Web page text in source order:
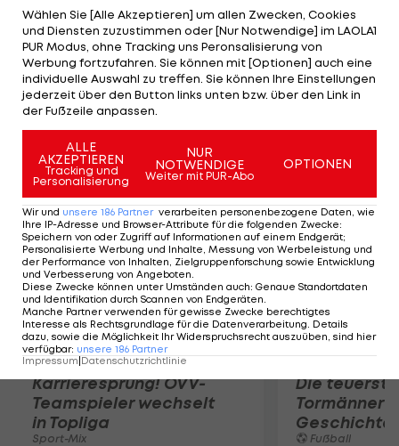
Duells zwischen der Deutschen Angelique Kerber
(9) und Maria Sharapova (RUS/5). In der
fortgesetzten Drittrunden-Partie zwischen
Sabine Liscki (GER/19) und Ana Ivanovic (SRB/11)
setzt sich die Deutsche mit 6:4,3:6,6:1 durch und
trifft auf Jaroslava Shvedova.
Mehr zum Thema
Karrieresprung! ÖVV-
Teamspieler wechselt
in Topliga
Sport-Mix
Die
Tormänner
Geschichte
Fußball
Wählen Sie [Alle Akzeptieren] um allen Zwecken, Cookies
und Diensten zuzustimmen oder [Nur Notwendige] im LAOLA1
PUR Modus, ohne Tracking uns Peronsalisierung von
Werbung fortzufahren. Sie können mit [Optionen] auch eine
individuelle Auswahl zu treffen. Sie können Ihre Einstellungen
jederzeit über den Button links unten bzw. über den Link in
der Fußzeile anpassen.
ALLE
AKZEPTIEREN
Tracking und
Personalisierung
NUR
NOTWENDIGE
Weiter mit PUR-Abo
OPTIONEN
Wir und unsere 186 Partner verarbeiten personenbezogene Daten, wie
Ihre IP-Adresse und Browser-Attribute für die folgenden Zwecke:
Speichern von oder Zugriff auf Informationen auf einem Endgerät;
Personalisierte Werbung und Inhalte, Messung von Werbeleistung und
der Performance von Inhalten, Zielgruppenforschung sowie Entwicklung
und Verbesserung von Angeboten.
Diese Zwecke können unter Umständen auch: Genaue Standortdaten
und Identifikation durch Scannen von Endgeräten.
Manche Partner verwenden für gewisse Zwecke berechtigtes
Interesse als Rechtsgrundlage für die Datenverarbeitung. Details
dazu, sowie die Möglichkeit Ihr Widerspruchsrecht auszuüben, sind hier
verfügbar: unsere 186 Partner
Impressum Datenschutzrichtlinie